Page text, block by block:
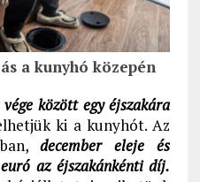
a kunyhó közepén
között egy éjszakára
ki a kunyhót. Az
december eleje és
az éjszakánkénti díj.